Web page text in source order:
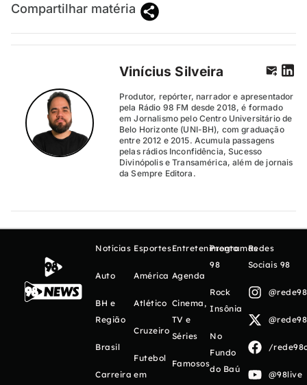
Compartilhar matéria
Vinícius Silveira
Produtor, repórter, narrador e apresentador
pela Rádio 98 FM desde 2018, é formado
em Jornalismo pelo Centro Universitário de
Belo Horizonte (UNI-BH), com graduação
entre 2012 e 2015. Acumula passagens
pelas rádios Inconfidência, Sucesso
Divinópolis e Transamérica, além de jornais
da Sempre Editora.
Notícias
Auto
BH e
Região
Brasil
Carreira
Esportes
América
Atlético
Cruzeiro
Futebol
em
Entretenimento
Agenda
Cinema,
TV e
Séries
Famosos
Programas
98
Rock
Insônia
No
Fundo
do Baú
Redes
Sociais 98
/
@98live